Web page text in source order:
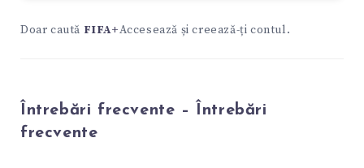
Doar caută FIFA+Accesează și creează-ți contul.
Întrebări frecvente – Întrebări
frecvente